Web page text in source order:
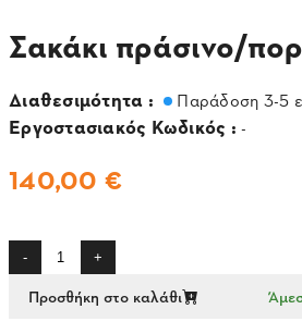
Σακάκι πράσινο/
Διαθεσιμότητα : Παράδοση 3-5
Εργοστασιακός Κωδικός : -
140,00 €
- +
Προσθήκη στο καλάθι